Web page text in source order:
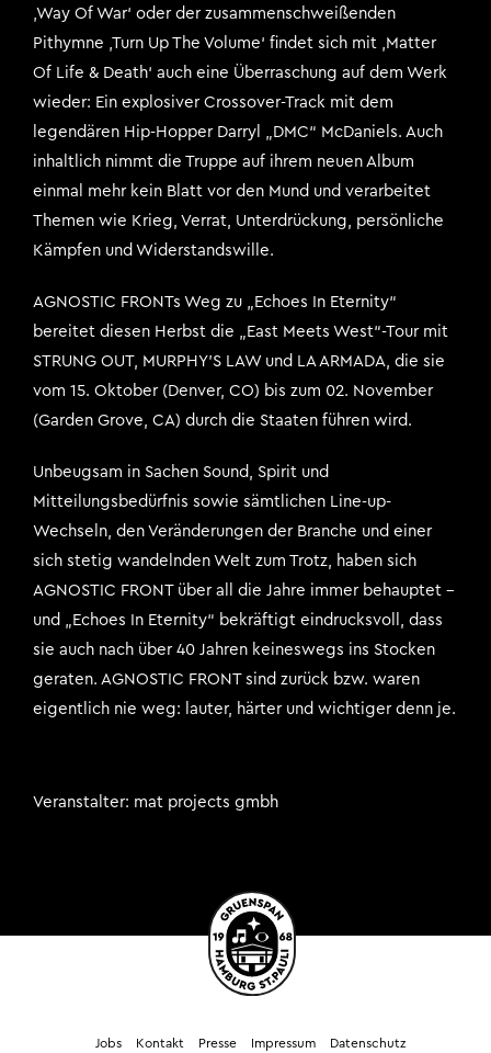
‚Way Of War‘ oder der zusammenschweißenden
Pithymne ‚Turn Up The Volume‘ findet sich mit ‚Matter
Of Life & Death‘ auch eine Überraschung auf dem Werk
wieder: Ein explosiver Crossover-Track mit dem
legendären Hip-Hopper Darryl „DMC“ McDaniels. Auch
inhaltlich nimmt die Truppe auf ihrem neuen Album
einmal mehr kein Blatt vor den Mund und verarbeitet
Themen wie Krieg, Verrat, Unterdrückung, persönliche
Kämpfen und Widerstandswille.
AGNOSTIC FRONTs Weg zu „Echoes In Eternity“
bereitet diesen Herbst die „East Meets West“-Tour mit
STRUNG OUT, MURPHY’S LAW und LA ARMADA, die sie
vom 15. Oktober (Denver, CO) bis zum 02. November
(Garden Grove, CA) durch die Staaten führen wird.
Unbeugsam in Sachen Sound, Spirit und
Mitteilungsbedürfnis sowie sämtlichen Line-up-
Wechseln, den Veränderungen der Branche und einer
sich stetig wandelnden Welt zum Trotz, haben sich
AGNOSTIC FRONT über all die Jahre immer behauptet –
und „Echoes In Eternity“ bekräftigt eindrucksvoll, dass
sie auch nach über 40 Jahren keineswegs ins Stocken
geraten. AGNOSTIC FRONT sind zurück bzw. waren
eigentlich nie weg: lauter, härter und wichtiger denn je.
Veranstalter mat projects gmbh
Jobs Kontakt Presse Impressum Datenschutz